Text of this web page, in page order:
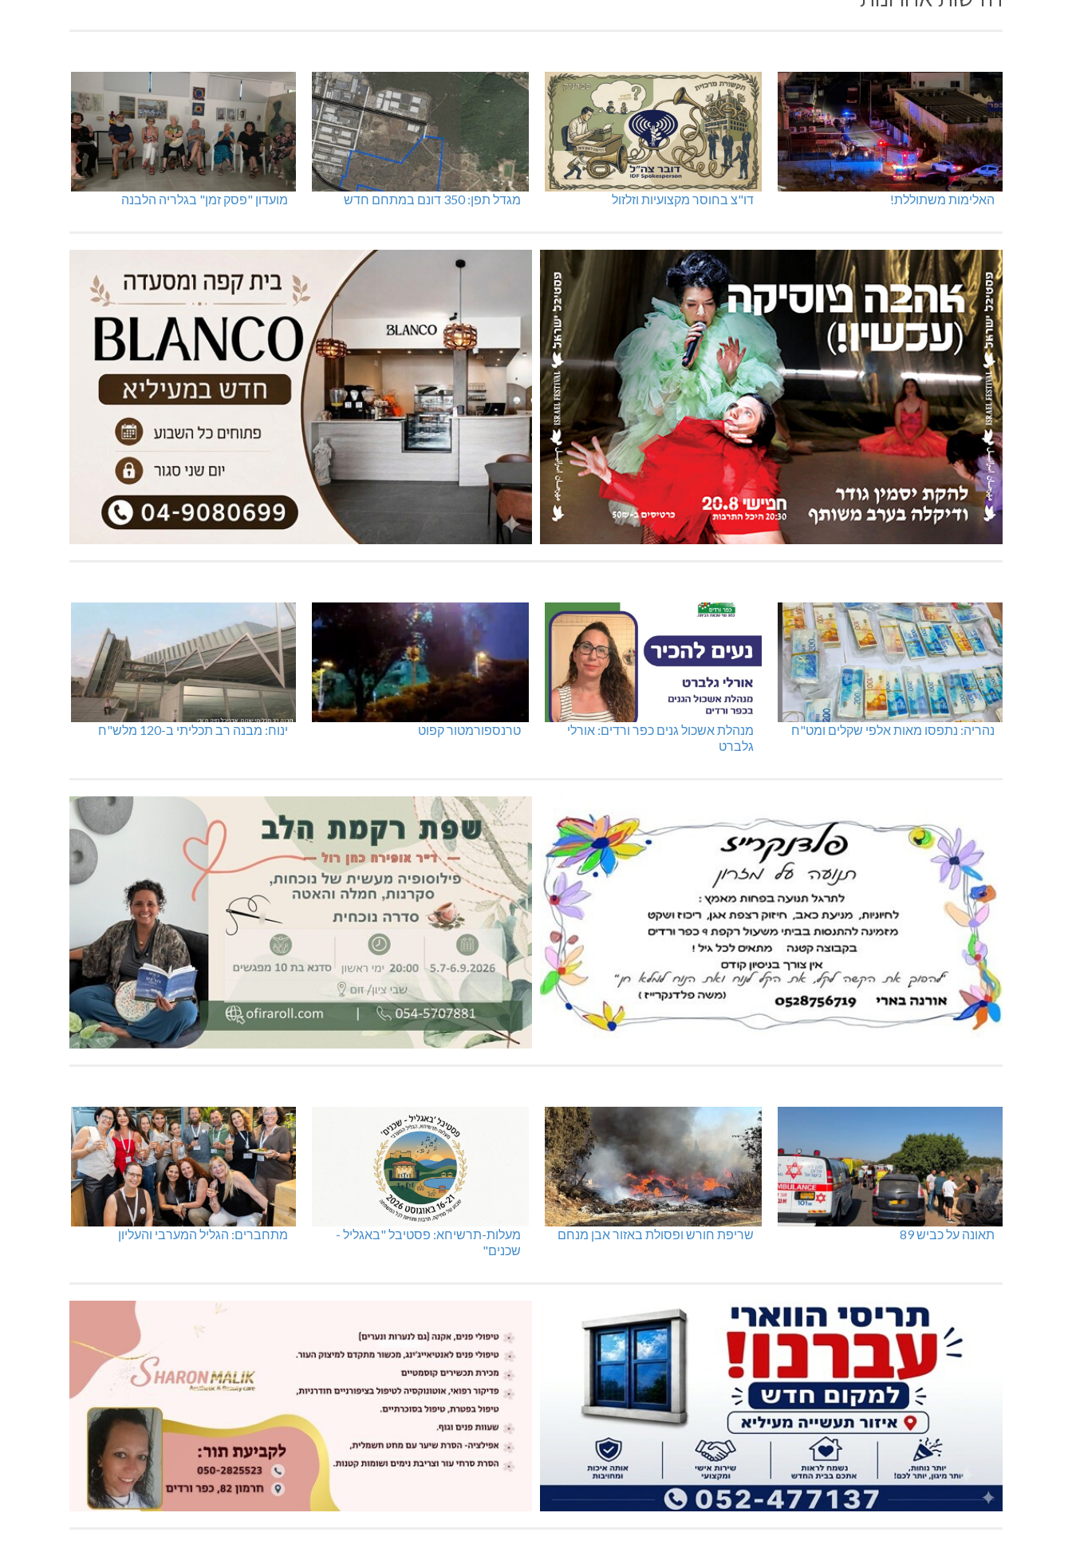
האלימות משתוללת! דו"צ בחוסר מקצועיות וזלזול מגדל תפן: 350 דונם במתחם חדש מועדון "פסק זמן" בגלריה הלבנה
נהריה: נתפסו מאות אלפי שקלים ומט"ח
מנהלת אשכול גנים כפר ורדים: אורלי
גלברט
טרנספורמטור קפוט ינוח: מבנה רב תכליתי ב-120 מלש"ח
תאונה על כביש 89 שריפת חורש ופסולת באזור אבן מנחם
מעלות-תרשיחא: פסטיבל "באגליל -
שכנים"
מתחברים: הגליל המערבי והעליון